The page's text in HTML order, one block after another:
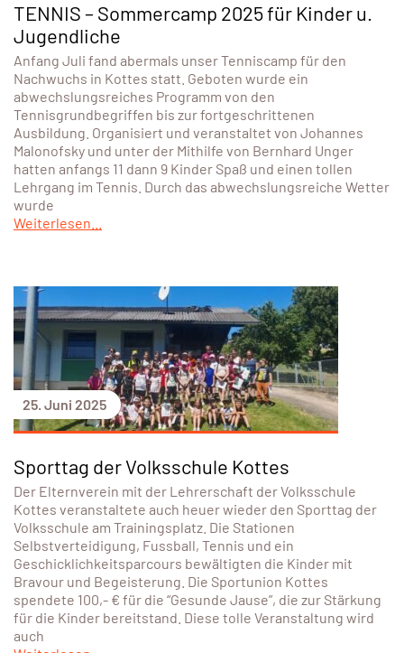
TENNIS – Sommercamp 2025 für Kinder u.
Jugendliche
Anfang Juli fand abermals unser Tenniscamp für den
Nachwuchs in Kottes statt. Geboten wurde ein
abwechslungsreiches Programm von den
Tennisgrundbegriffen bis zur fortgeschrittenen
Ausbildung. Organisiert und veranstaltet von Johannes
Malonofsky und unter der Mithilfe von Bernhard Unger
hatten anfangs 11 dann 9 Kinder Spaß und einen tollen
Lehrgang im Tennis. Durch das abwechslungsreiche Wetter
wurde
Weiterlesen...
25. Juni 2025
Sporttag der Volksschule Kottes
Der Elternverein mit der Lehrerschaft der Volksschule
Kottes veranstaltete auch heuer wieder den Sporttag der
Volksschule am Trainingsplatz. Die Stationen
Selbstverteidigung, Fussball, Tennis und ein
Geschicklichkeitsparcours bewältigten die Kinder mit
Bravour und Begeisterung. Die Sportunion Kottes
spendete 100,- € für die “Gesunde Jause”, die zur Stärkung
für die Kinder bereitstand. Diese tolle Veranstaltung wird
auch